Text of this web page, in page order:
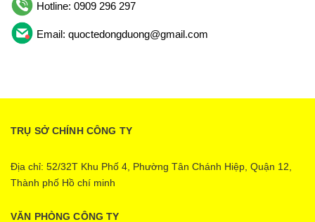
Hotline: 0909 296 297
Email: quoctedongduong@gmail.com
TRỤ SỞ CHÍNH CÔNG TY
Địa chỉ: 52/32T Khu Phố 4, Phường Tân Chánh Hiệp, Quận 12,
Thành phố Hồ chí minh
VĂN PHÒNG CÔNG TY